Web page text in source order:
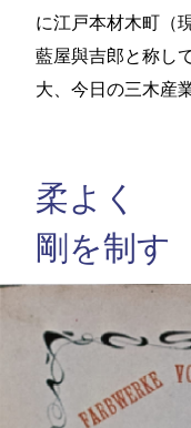
に江戸本材木町（
藍屋與吉郎と称し
大、今日の三木産
柔よく
剛を制す